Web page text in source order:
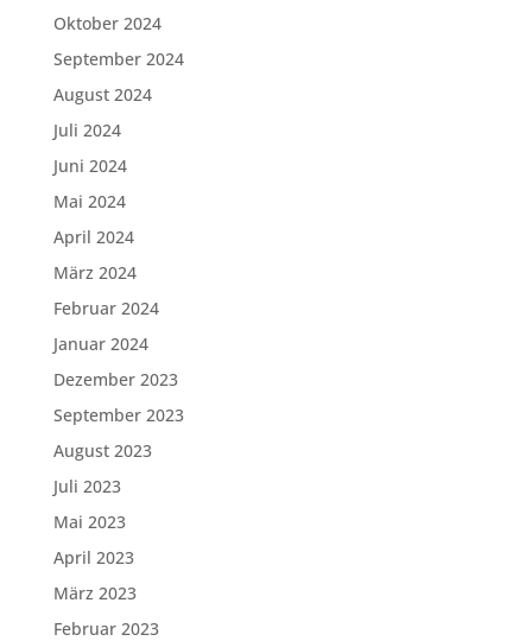
Oktober 2024
September 2024
August 2024
Juli 2024
Juni 2024
Mai 2024
April 2024
März 2024
Februar 2024
Januar 2024
Dezember 2023
September 2023
August 2023
Juli 2023
Mai 2023
April 2023
März 2023
Februar 2023